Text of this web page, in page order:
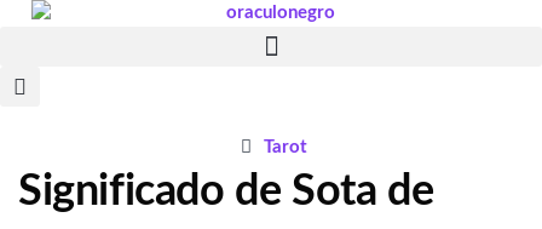
Tarot
Significado de Sota de